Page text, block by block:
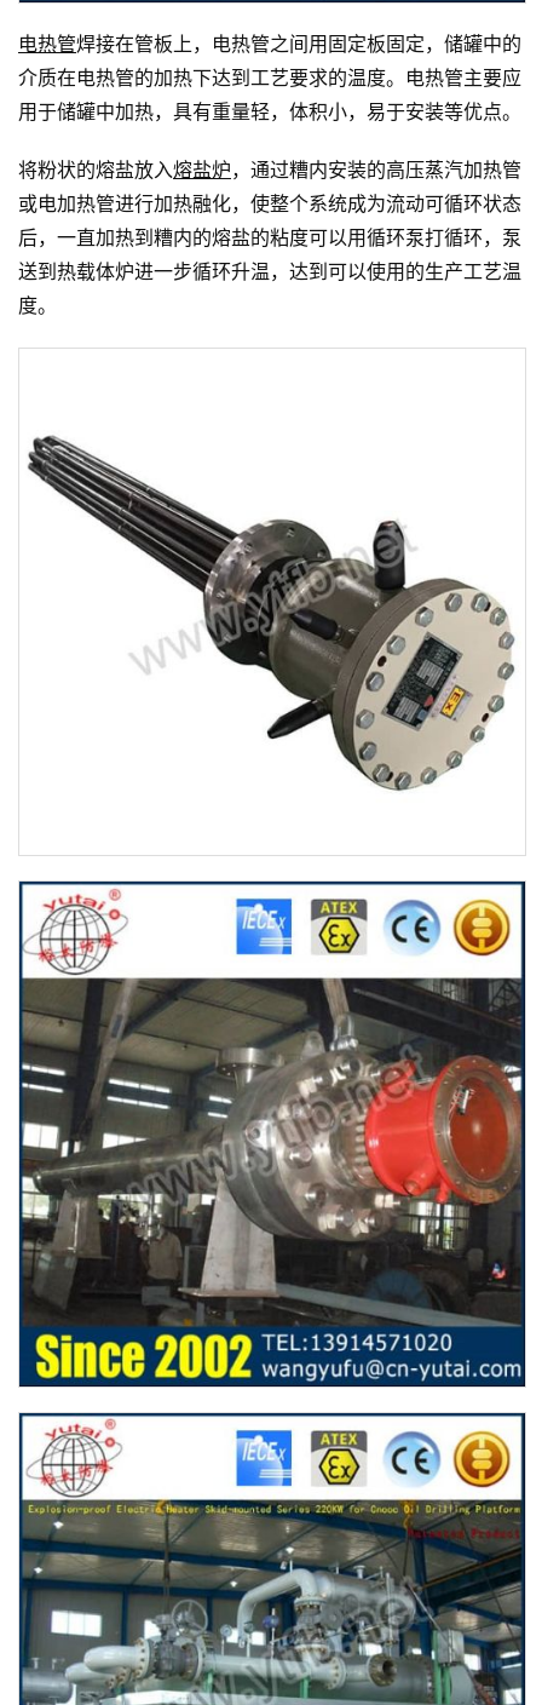
电热管焊接在管板上，电热管之间用固定板固定，储罐中的
介质在电热管的加热下达到工艺要求的温度。电热管主要应
用于储罐中加热，具有重量轻，体积小，易于安装等优点。
将粉状的熔盐放入熔盐炉，通过糟内安装的高压蒸汽加热管
或电加热管进行加热融化，使整个系统成为流动可循环状态
后，一直加热到糟内的熔盐的粘度可以用循环泵打循环，泵
送到热载体炉进一步循环升温，达到可以使用的生产工艺温
度。